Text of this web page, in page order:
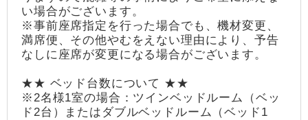
い場合がございます。
※事前座席指定を行った場合でも、機材変更、
満席便、その他やむをえない理由により、予告
なしに座席が変更になる場合がございます。
★★ ベッド台数について ★★
※2名様1室の場合：ツインベッドルーム（ベッ
ド2台）またはダブルベッドルーム（ベッド1